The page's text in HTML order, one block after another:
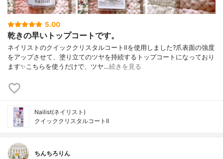
5.00
乾きの早いトップコートです。
ネイリストのクイッククリスタルコートⅡを使用しました?爪表面の強度
をアップさせて、塗り立てのツヤを持続するトップコートになっており
ます✨こちらを使うだけで、ツヤ…続きを見る
Nailist(ネイリスト)
クイッククリスタルコートII
ちんちろりん